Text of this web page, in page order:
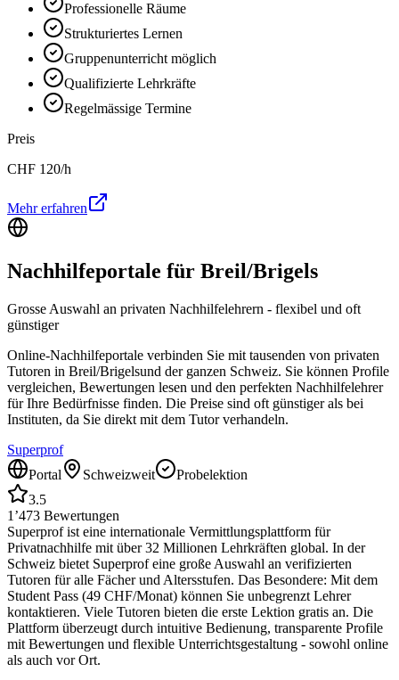
Professionelle Räume
Strukturiertes Lernen
Gruppenunterricht möglich
Qualifizierte Lehrkräfte
Regelmässige Termine
Preis
CHF 120/h
Mehr erfahren
Nachhilfeportale für Breil/Brigels
Grosse Auswahl an privaten Nachhilfelehrern - flexibel und oft
günstiger
Online-Nachhilfeportale verbinden Sie mit tausenden von privaten
Tutoren in Breil/Brigelsund der ganzen Schweiz. Sie können Profile
vergleichen, Bewertungen lesen und den perfekten Nachhilfelehrer
für Ihre Bedürfnisse finden. Die Preise sind oft günstiger als bei
Instituten, da Sie direkt mit dem Tutor verhandeln.
Superprof
Portal
Schweizweit
Probelektion
3.5
1’473 Bewertungen
Superprof ist eine internationale Vermittlungsplattform für
Privatnachhilfe mit über 32 Millionen Lehrkräften global. In der
Schweiz bietet Superprof eine große Auswahl an verifizierten
Tutoren für alle Fächer und Altersstufen. Das Besondere: Mit dem
Student Pass (49 CHF/Monat) können Sie unbegrenzt Lehrer
kontaktieren. Viele Tutoren bieten die erste Lektion gratis an. Die
Plattform überzeugt durch intuitive Bedienung, transparente Profile
mit Bewertungen und flexible Unterrichtsgestaltung - sowohl online
als auch vor Ort.